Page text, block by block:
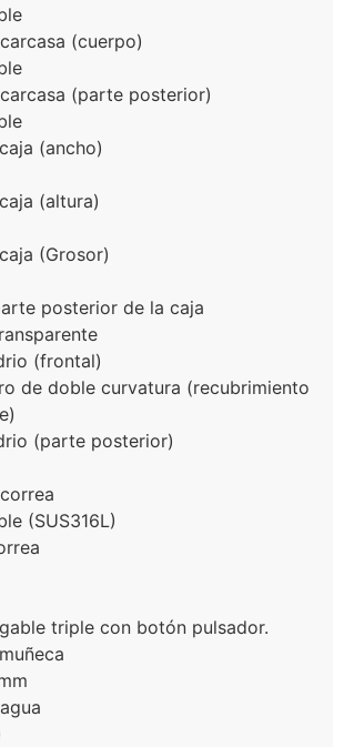
(cuerpo)
(parte posterior)
(ancho)
(altura)
(Grosor)
posterior de la caja
(frontal)
de doble curvatura (recubrimiento
(parte posterior)
(SUS316L)
triple con botón pulsador.